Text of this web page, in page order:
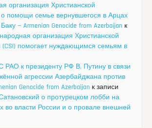
организация Христианской
о помощи семье вернувшегося в Арцах
— Armenian Genocide from Azerbaijan к
организация Христианской
(CSI) помогает нуждающимся семьям в
к президенту РФ В. Путину в связи
агрессии Азербайджана против
Genocide from Azerbaijan к записи
о протурецком лобби на
во власти России и о провале внешней